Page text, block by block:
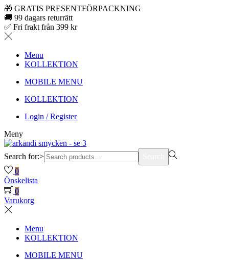
🎁 GRATIS PRESENTFÖRPACKNING
🚚 99 dagars returrätt
✅ Fri frakt från 399 kr
Menu
KOLLEKTION
MOBILE MENU
KOLLEKTION
Login / Register
Meny
Search for:>
0
Önskelista
0
Varukorg
Menu
KOLLEKTION
MOBILE MENU